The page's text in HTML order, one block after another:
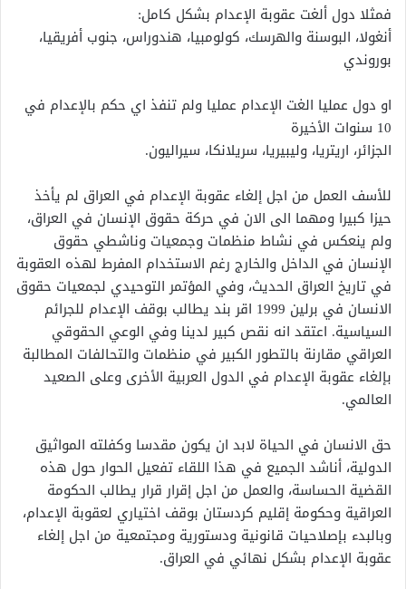
فمثلا دول ألغت عقوبة الإعدام بشكل كامل:
أنغولا، البوسنة والهرسك، كولومبيا، هندوراس، جنوب أفريقيا،
بوروندي
او دول عمليا الغت الإعدام عمليا ولم تنفذ اي حكم بالإعدام في
10 سنوات الأخيرة
الجزائر، اريتريا، وليبيريا، سريلانكا، سيراليون.
للأسف العمل من اجل إلغاء عقوبة الإعدام في العراق لم يأخذ
حيزا كبيرا ومهما الى الان في حركة حقوق الإنسان في العراق،
ولم ينعكس في نشاط منظمات وجمعيات وناشطي حقوق
الإنسان في الداخل والخارج رغم الاستخدام المفرط لهذه العقوبة
في تاريخ العراق الحديث، وفي المؤتمر التوحيدي لجمعيات حقوق
الانسان في برلين 1999 اقر بند يطالب بوقف الإعدام للجرائم
السياسية. اعتقد انه نقص كبير لدينا وفي الوعي الحقوقي
العراقي مقارنة بالتطور الكبير في منظمات والتحالفات المطالبة
بإلغاء عقوبة الإعدام في الدول العربية الأخرى وعلى الصعيد
العالمي.
حق الانسان في الحياة لابد ان يكون مقدسا وكفلته المواثيق
الدولية، أناشد الجميع في هذا اللقاء تفعيل الحوار حول هذه
القضية الحساسة، والعمل من اجل إقرار قرار يطالب الحكومة
العراقية وحكومة إقليم كردستان بوقف اختياري لعقوبة الإعدام،
وبالبدء بإصلاحيات قانونية ودستورية ومجتمعية من اجل إلغاء
عقوبة الإعدام بشكل نهائي في العراق.